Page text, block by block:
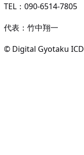
TEL：090-6514-7805
代表：竹中翔一
© Digital Gyotaku ICD